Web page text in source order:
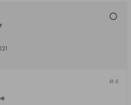
#4